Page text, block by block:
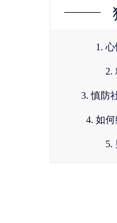
1.
2.
3. 慎防
4. 如
5.